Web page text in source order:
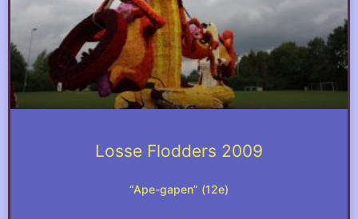
Losse Flodders 2009
“Ape-gapen” (12e)